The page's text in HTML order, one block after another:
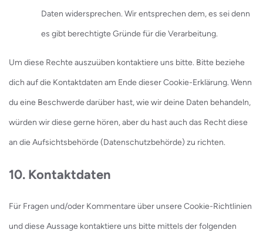
Daten widersprechen. Wir entsprechen dem, es sei denn
es gibt berechtigte Gründe für die Verarbeitung.
Um diese Rechte auszuüben kontaktiere uns bitte. Bitte beziehe
dich auf die Kontaktdaten am Ende dieser Cookie-Erklärung. Wenn
du eine Beschwerde darüber hast, wie wir deine Daten behandeln,
würden wir diese gerne hören, aber du hast auch das Recht diese
an die Aufsichtsbehörde (Datenschutzbehörde) zu richten.
10. Kontaktdaten
Für Fragen und/oder Kommentare über unsere Cookie-Richtlinien
und diese Aussage kontaktiere uns bitte mittels der folgenden